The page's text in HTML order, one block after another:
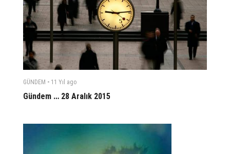
GÜNDEM - 11 Yıl ago
Gündem … 28 Aralık 2015